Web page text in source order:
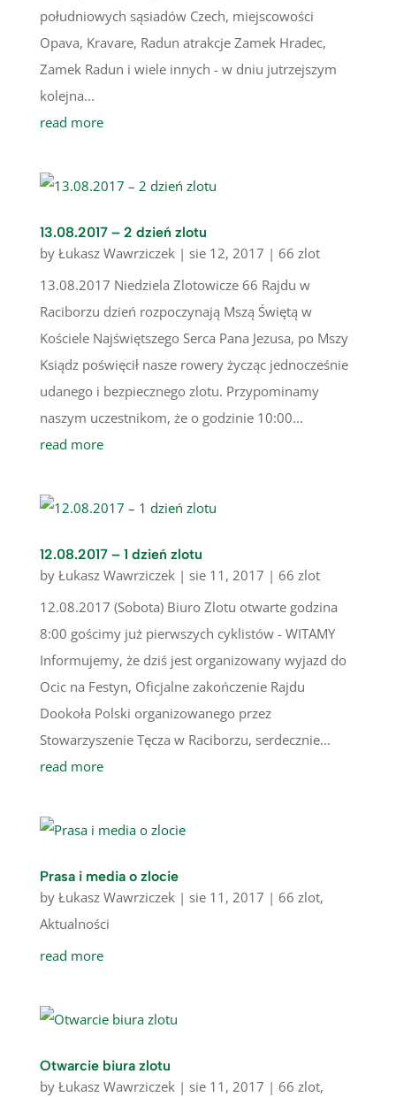
południowych sąsiadów Czech, miejscowości
Opava, Kravare, Radun atrakcje Zamek Hradec,
Zamek Radun i wiele innych - w dniu jutrzejszym
kolejna...
read more
13.08.2017 – 2 dzień zlotu
by Łukasz Wawrziczek| sie 12, 2017 | 66 zlot
13.08.2017 Niedziela Zlotowicze 66 Rajdu w
Raciborzu dzień rozpoczynają Mszą Świętą w
Kościele Najświętszego Serca Pana Jezusa, po Mszy
Ksiądz poświęcił nasze rowery życząc jednocześnie
udanego i bezpiecznego zlotu. Przypominamy
naszym uczestnikom, że o godzinie 10:00...
read more
12.08.2017 – 1 dzień zlotu
by Łukasz Wawrziczek| sie 11, 2017 | 66 zlot
12.08.2017 (Sobota) Biuro Zlotu otwarte godzina
8:00 gościmy już pierwszych cyklistów - WITAMY
Informujemy, że dziś jest organizowany wyjazd do
Ocic na Festyn, Oficjalne zakończenie Rajdu
Dookoła Polski organizowanego przez
Stowarzyszenie Tęcza w Raciborzu, serdecznie...
read more
Prasa i media o zlocie
by Łukasz Wawrziczek| sie 11, 2017 | 66 zlot,
Aktualności
read more
Otwarcie biura zlotu
by Łukasz Wawrziczek| sie 11, 2017 | 66 zlot,